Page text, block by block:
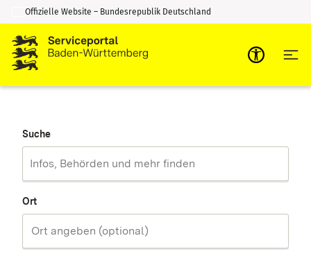
Zum Inhalt springen
Zur Suche springen
Offizielle Website – Bundesrepublik Deutschland
Suche
Ort